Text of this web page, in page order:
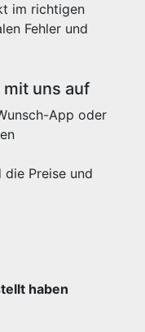
im richtigen
Fehler und
uns auf
App oder
die Preise und
haben